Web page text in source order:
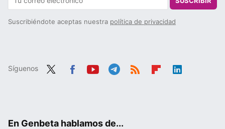
Suscribiéndote aceptas nuestra política de privacidad
Síguenos
En Genbeta hablamos de...